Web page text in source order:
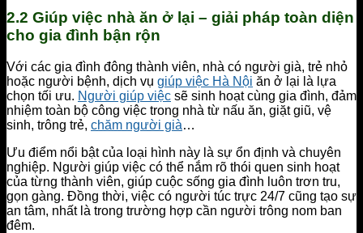
2.2 Giúp việc nhà ăn ở lại – giải pháp toàn diện
cho gia đình bận rộn
Với các gia đình đông thành viên, nhà có người già, trẻ nhỏ
hoặc người bệnh, dịch vụ giúp việc Hà Nội ăn ở lại là lựa
chọn tối ưu. Người giúp việc sẽ sinh hoạt cùng gia đình, đảm
nhiệm toàn bộ công việc trong nhà từ nấu ăn, giặt giũ, vệ
sinh, trông trẻ, chăm người già…
Ưu điểm nổi bật của loại hình này là sự ổn định và chuyên
nghiệp. Người giúp việc có thể nắm rõ thói quen sinh hoạt
của từng thành viên, giúp cuộc sống gia đình luôn trơn tru,
gọn gàng. Đồng thời, việc có người túc trực 24/7 cũng tạo sự
an tâm, nhất là trong trường hợp cần người trông nom ban
đêm.